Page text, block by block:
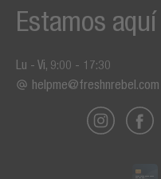
Estamos
Lu - Vi, 9:00 - 17:30
helpme@freshnrebel.com